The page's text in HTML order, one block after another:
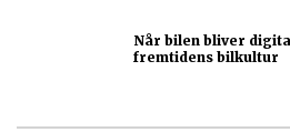
Når bilen bliver
fremtidens bilkultur